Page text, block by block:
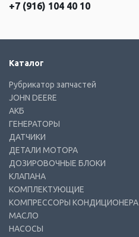
+7 (916) 104 40 10
Каталог
Рубрикатор запчастей
JOHN DEERE
АКБ
ГЕНЕРАТОРЫ
ДАТЧИКИ
ДЕТАЛИ МОТОРА
ДОЗИРОВОЧНЫЕ БЛОКИ
КЛАПАНА
КОМПЛЕКТУЮЩИЕ
КОМПРЕССОРЫ КОНДИЦИОНЕРА
МАСЛО
НАСОСЫ